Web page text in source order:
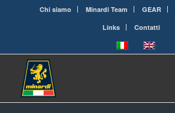
Chi siamo Minardi Team GEAR
Links
Contatti